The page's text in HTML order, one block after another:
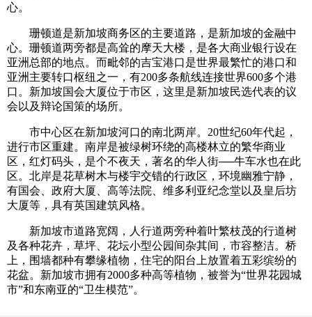
心。
珊顿道是新加坡商务区的主要道路，是新加坡的金融中
心。珊顿道两旁都是高耸的摩天大楼，是各大商业银行设在
亚洲总部的地点。而毗邻的吉宝港口是世界最繁忙的港口和
亚洲主要转口枢纽之一，有200多条航线连接世界600多个港
口。新加坡国会大厦位于市区，这里是新加坡民选代表的议
会以及辩论国策的场所。
市中心区在新加坡河口的南北两岸。20世纪60年代起，
进行市区重建。南岸是被绿树环绕的高楼林立的繁华商业
区，红灯码头，是个不夜天，著名的华人街──牛车水也在此
区。北岸是花草树木与楼宇交错的行政区，环境幽雅宁静，
有国会、政府大厦、高等法院、维多利亚纪念堂以及皇后坊
大厦等，具有英国建筑风格。
新加坡市道路宽阔，人行道两旁种着叶繁枝茂的行道树
及各种花卉，草坪、花坛小型公园间杂其间，市容整洁。桥
上，围墙都种有攀缘植物，住宅的阳台上放置着五彩缤纷的
花盆。新加坡市拥有2000多种高等植物，被誉为“世界花园城
市”和东南亚的“卫生模范”。